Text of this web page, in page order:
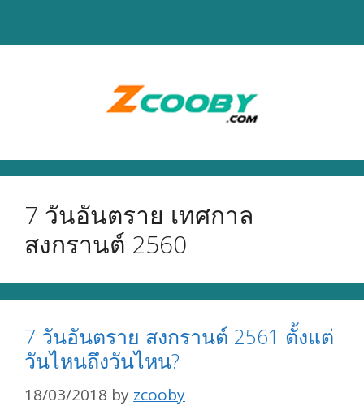
7 วันอันตราย เทศกาล
สงกรานต์ 2560
7 วันอันตราย สงกรานต์ 2561 ตั้งแต่
วันไหนถึงวันไหน?
18/03/2018 by zcooby